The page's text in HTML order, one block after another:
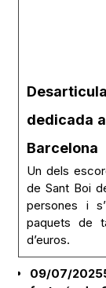
dedicada
Barcelona
Un dels
de Sant Boi
persones i
paquets de
d’euros.
09/07/